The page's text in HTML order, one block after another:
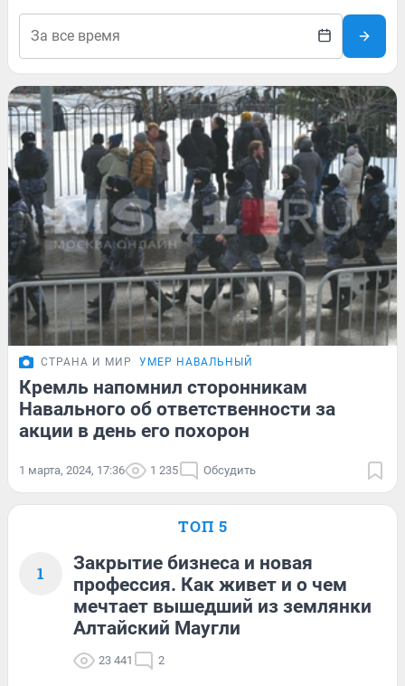
СТРАНА И МИР УМЕР НАВАЛЬНЫЙ
Кремль напомнил сторонникам
Навального об ответственности за
акции в день его похорон
1 марта, 2024, 17:36 1 235 Обсудить
ТОП 5
1
Закрытие бизнеса и новая
профессия. Как живет и о чем
мечтает вышедший из землянки
Алтайский Маугли
23 441 2